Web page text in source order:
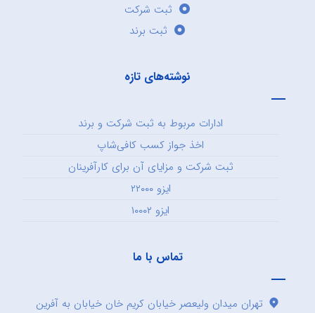
ثبت شرکت
ثبت برند
نوشته‌های تازه
ادارات مربوط به ثبت شرکت و برند
اخذ جواز کسب کافی‌شاپ
ثبت شرکت و مزایای آن برای کارآفرینان
ایزو ۲۲۰۰۰
ایزو ۱۰۰۰۲
تماس با ما
تهران میدان ولیعصر خیابان کریم خان خیابان به آفرین